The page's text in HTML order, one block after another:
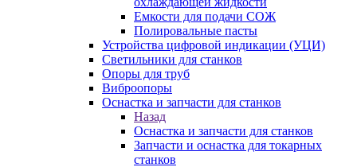
Емкости для подачи СОЖ
Полировальные пасты
Устройства цифровой индикации (УЦИ)
Светильники для станков
Опоры для труб
Виброопоры
Оснастка и запчасти для станков
Назад
Оснастка и запчасти для станков
Запчасти и оснастка для токарных
станков